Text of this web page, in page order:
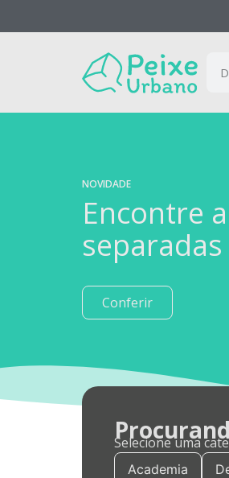
NOVIDADE
Encontre
Conferir
Selecione uma
Academia